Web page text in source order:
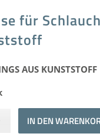
für
AUS KUNSTSTOFF
IN DEN